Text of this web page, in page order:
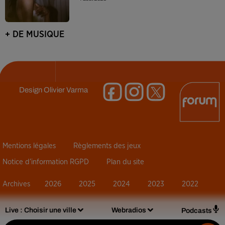
Live : Choisir une ville Webradios Podcasts
+ DE MUSIQUE
DesignOlivier Varma
Mentions légales Règlements des jeux
Notice d’information RGPD Plan du site
Archives 2026 2025 2024 2023 2022